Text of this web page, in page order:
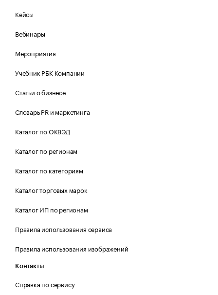
Кейсы
Вебинары
Мероприятия
Учебник РБК Компании
Статьи о бизнесе
Словарь PR и маркетинга
Каталог по ОКВЭД
Каталог по регионам
Каталог по категориям
Каталог торговых марок
Каталог ИП по регионам
Правила использования сервиса
Правила использования изображений
Контакты
Справка по сервису